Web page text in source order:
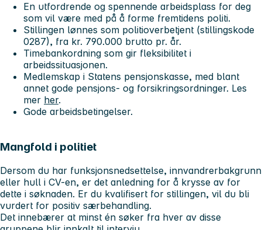
En utfordrende og spennende arbeidsplass for deg
som vil være med på å forme fremtidens politi.
Stillingen lønnes som politioverbetjent (stillingskode
0287), fra kr. 790.000 brutto pr. år.
Timebankordning som gir fleksibilitet i
arbeidssituasjonen.
Medlemskap i Statens pensjonskasse, med blant
annet gode pensjons- og forsikringsordninger. Les
mer her.
Gode arbeidsbetingelser.
Mangfold i politiet
Dersom du har funksjonsnedsettelse, innvandrerbakgrunn
eller hull i CV-en, er det anledning for å krysse av for
dette i søknaden. Er du kvalifisert for stillingen, vil du bli
vurdert for positiv særbehandling.
Det innebærer at minst én søker fra hver av disse